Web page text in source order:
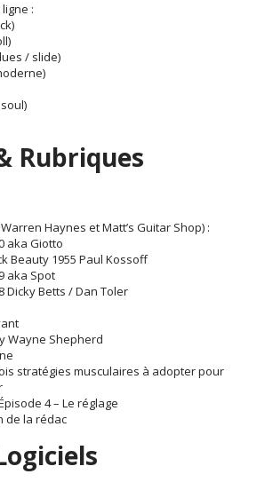
:
/ slide)
Rubriques
Haynes et Matt’s Guitar Shop) :
aka Giotto
Beauty 1955 Paul Kossoff
aka Spot
Dicky Betts / Dan Toler
Wayne Shepherd
stratégies musculaires à adopter pour
4 – Le réglage
de la rédac